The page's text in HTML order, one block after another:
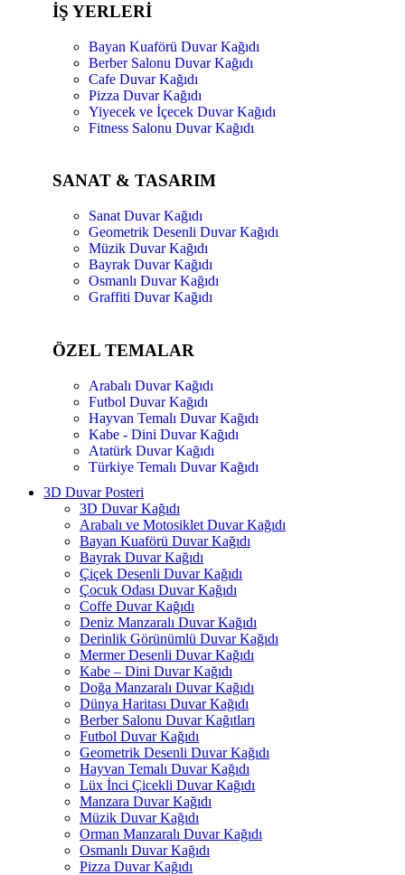
İŞ YERLERİ
Bayan Kuaförü Duvar Kağıdı
Berber Salonu Duvar Kağıdı
Cafe Duvar Kağıdı
Pizza Duvar Kağıdı
Yiyecek ve İçecek Duvar Kağıdı
Fitness Salonu Duvar Kağıdı
SANAT & TASARIM
Sanat Duvar Kağıdı
Geometrik Desenli Duvar Kağıdı
Müzik Duvar Kağıdı
Bayrak Duvar Kağıdı
Osmanlı Duvar Kağıdı
Graffiti Duvar Kağıdı
ÖZEL TEMALAR
Arabalı Duvar Kağıdı
Futbol Duvar Kağıdı
Hayvan Temalı Duvar Kağıdı
Kabe - Dini Duvar Kağıdı
Atatürk Duvar Kağıdı
Türkiye Temalı Duvar Kağıdı
3D Duvar Posteri
3D Duvar Kağıdı
Arabalı ve Motosiklet Duvar Kağıdı
Bayan Kuaförü Duvar Kağıdı
Bayrak Duvar Kağıdı
Çiçek Desenli Duvar Kağıdı
Çocuk Odası Duvar Kağıdı
Coffe Duvar Kağıdı
Deniz Manzaralı Duvar Kağıdı
Derinlik Görünümlü Duvar Kağıdı
Mermer Desenli Duvar Kağıdı
Kabe – Dini Duvar Kağıdı
Doğa Manzaralı Duvar Kağıdı
Dünya Haritası Duvar Kağıdı
Berber Salonu Duvar Kağıtları
Futbol Duvar Kağıdı
Geometrik Desenli Duvar Kağıdı
Hayvan Temalı Duvar Kağıdı
Lüx İnci Çicekli Duvar Kağıdı
Manzara Duvar Kağıdı
Müzik Duvar Kağıdı
Orman Manzaralı Duvar Kağıdı
Osmanlı Duvar Kağıdı
Pizza Duvar Kağıdı